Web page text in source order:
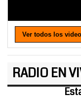
Ver todos los
RADIO EN